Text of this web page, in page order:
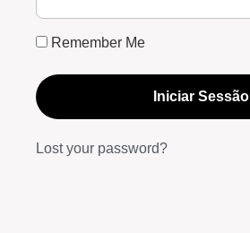
Remember Me
Iniciar Sessão
Lost your password?